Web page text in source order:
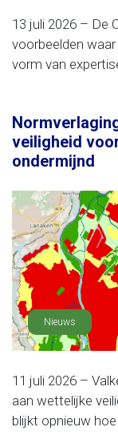
13 juli 2026 – De
voorbeelden
vorm van
veiligheid
ondermijnd
Nieuws
11 juli 2026 –
aan wettelijke
blijkt opnieuw